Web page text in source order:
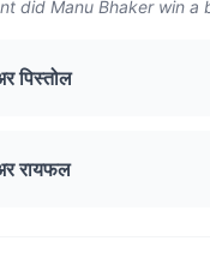
did Manu Bhaker win
पिस्तोल
रायफल